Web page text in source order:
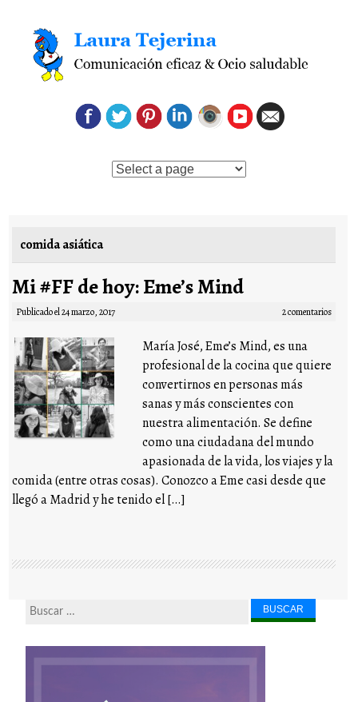
Saltar al contenido
comida asiática
Mi #FF de hoy: Eme’s Mind
Publicado el24 marzo, 2017 2 comentarios
María José, Eme’s Mind, es una
profesional de la cocina que quiere
convertirnos en personas más
sanas y más conscientes con
nuestra alimentación. Se define
como una ciudadana del mundo
apasionada de la vida, los viajes y la
comida (entre otras cosas). Conozco a Eme casi desde que
llegó a Madrid y he tenido el […]
Buscar...